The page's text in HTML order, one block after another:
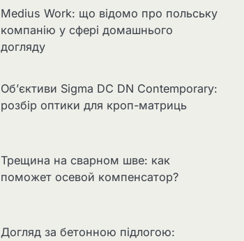
Medius Work: що відомо про польську
компанію у сфері домашнього
догляду
Об’єктиви Sigma DC DN Contemporary:
розбір оптики для кроп-матриць
Трещина на сварном шве: как
поможет осевой компенсатор?
Догляд за бетонною підлогою: